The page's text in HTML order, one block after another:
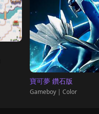
寶可夢 鑽石版
Gameboy | Color